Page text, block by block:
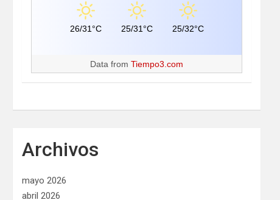
26/31°C 25/31°C 25/32°C
Data fromTiempo3.com
Archivos
mayo 2026
abril 2026